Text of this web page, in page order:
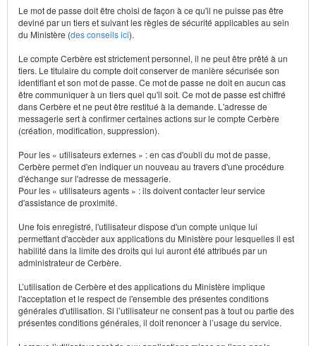
Le mot de passe doit être choisi de façon à ce qu'il ne puisse pas être
deviné par un tiers et suivant les règles de sécurité applicables au sein
du Ministère (des conseils ici).
Le compte Cerbère est strictement personnel, il ne peut être prêté à un
tiers. Le titulaire du compte doit conserver de manière sécurisée son
identifiant et son mot de passe. Ce mot de passe ne doit en aucun cas
être communiquer à un tiers quel qu'il soit. Ce mot de passe est chiffré
dans Cerbère et ne peut être restitué à la demande. L'adresse de
messagerie sert à confirmer certaines actions sur le compte Cerbère
(création, modification, suppression).
Pour les « utilisateurs externes » : en cas d'oubli du mot de passe,
Cerbère permet d'en indiquer un nouveau au travers d'une procédure
d'échange sur l'adresse de messagerie.
Pour les « utilisateurs agents » : ils doivent contacter leur service
d'assistance de proximité.
Une fois enregistré, l'utilisateur dispose d'un compte unique lui
permettant d'accèder aux applications du Ministère pour lesquelles il est
habilité dans la limite des droits qui lui auront été attribués par un
administrateur de Cerbère.
L’utilisation de Cerbère et des applications du Ministère implique
l'acceptation et le respect de l'ensemble des présentes conditions
générales d'utilisation. Si l’utilisateur ne consent pas à tout ou partie des
présentes conditions générales, il doit renoncer à l’usage du service.